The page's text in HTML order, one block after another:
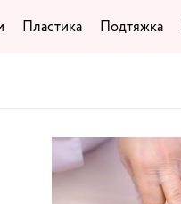
Пластика Подтяжка